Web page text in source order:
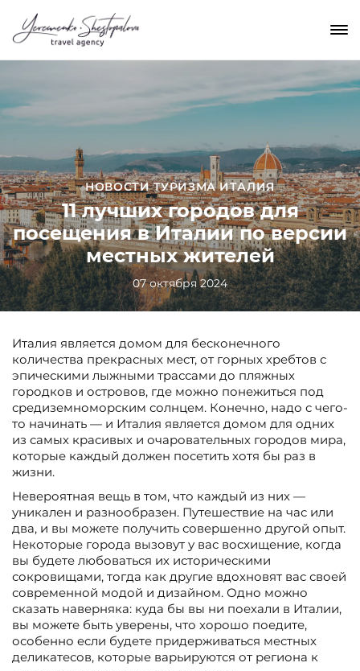
НОВОСТИ ТУРИЗМА ИТАЛИЯ
11 лучших городов для
посещения в Италии по версии
местных жителей
07 октября 2024
Италия является домом для бесконечного
количества прекрасных мест, от горных хребтов с
эпическими лыжными трассами до пляжных
городков и островов, где можно понежиться под
средиземноморским солнцем. Конечно, надо с чего-
то начинать — и Италия является домом для одних
из самых красивых и очаровательных городов мира,
которые каждый должен посетить хотя бы раз в
жизни.
Невероятная вещь в том, что каждый из них —
уникален и разнообразен. Путешествие на час или
два, и вы можете получить совершенно другой опыт.
Некоторые города вызовут у вас восхищение, когда
вы будете любоваться их историческими
сокровищами, тогда как другие вдохновят вас своей
современной модой и дизайном. Одно можно
сказать наверняка: куда бы вы ни поехали в Италии,
вы можете быть уверены, что хорошо поедите,
особенно если будете придерживаться местных
деликатесов, которые варьируются от региона к